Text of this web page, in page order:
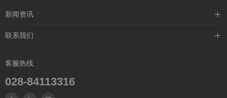
企业赛事
新闻资讯
媒体新闻
联系我们
网站地图
客服热线
028-84113316